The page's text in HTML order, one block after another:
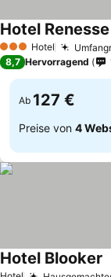
3 SterneHotel
Hotel Renesse
8,7 Hervorragend
Ab 127 €
Preise von 4
Hotel Blooker